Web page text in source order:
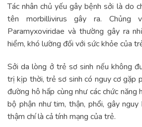
Tác nhân chủ yếu gây bệnh sởi là do
tên morbillivirus gây ra. Chủng
Paramyxoviridae và thường gây ra
hiểm, khó lường đối với sức khỏe của
Sởi da lòng ở trẻ sơ sinh nếu không
trị kịp thời, trẻ sơ sinh có nguy cơ gặp
đường hô hấp cùng như các chức
bộ phận như tim, thận, phổi, gây
thậm chí là cả tính mạng của trẻ.